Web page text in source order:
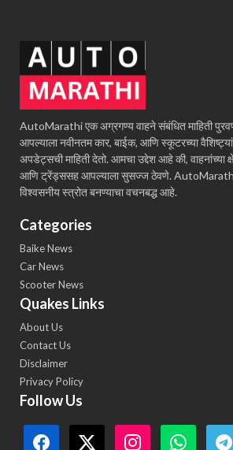
AutoMarathi एक अग्रगण्य वाहने संबंधित माहिती
आपल्याला नवीनतम कार, बाईक, आणि स्कूटरच्या
अपडेट्सची माहिती देतो. आमचा उद्देश आहे की, वाहनांच्या
आणि ट्रेंड्ससह आपल्याला सुसज्ज ठेवणे. AutoMarathi
विश्वसनीय स्त्रोत बनण्याचा वचनबद्ध आहे.
Categories
Baike News
Car News
Scooter News
Quakes Links
About Us
Contact Us
Disclaimer
Privacy Policy
Follow Us